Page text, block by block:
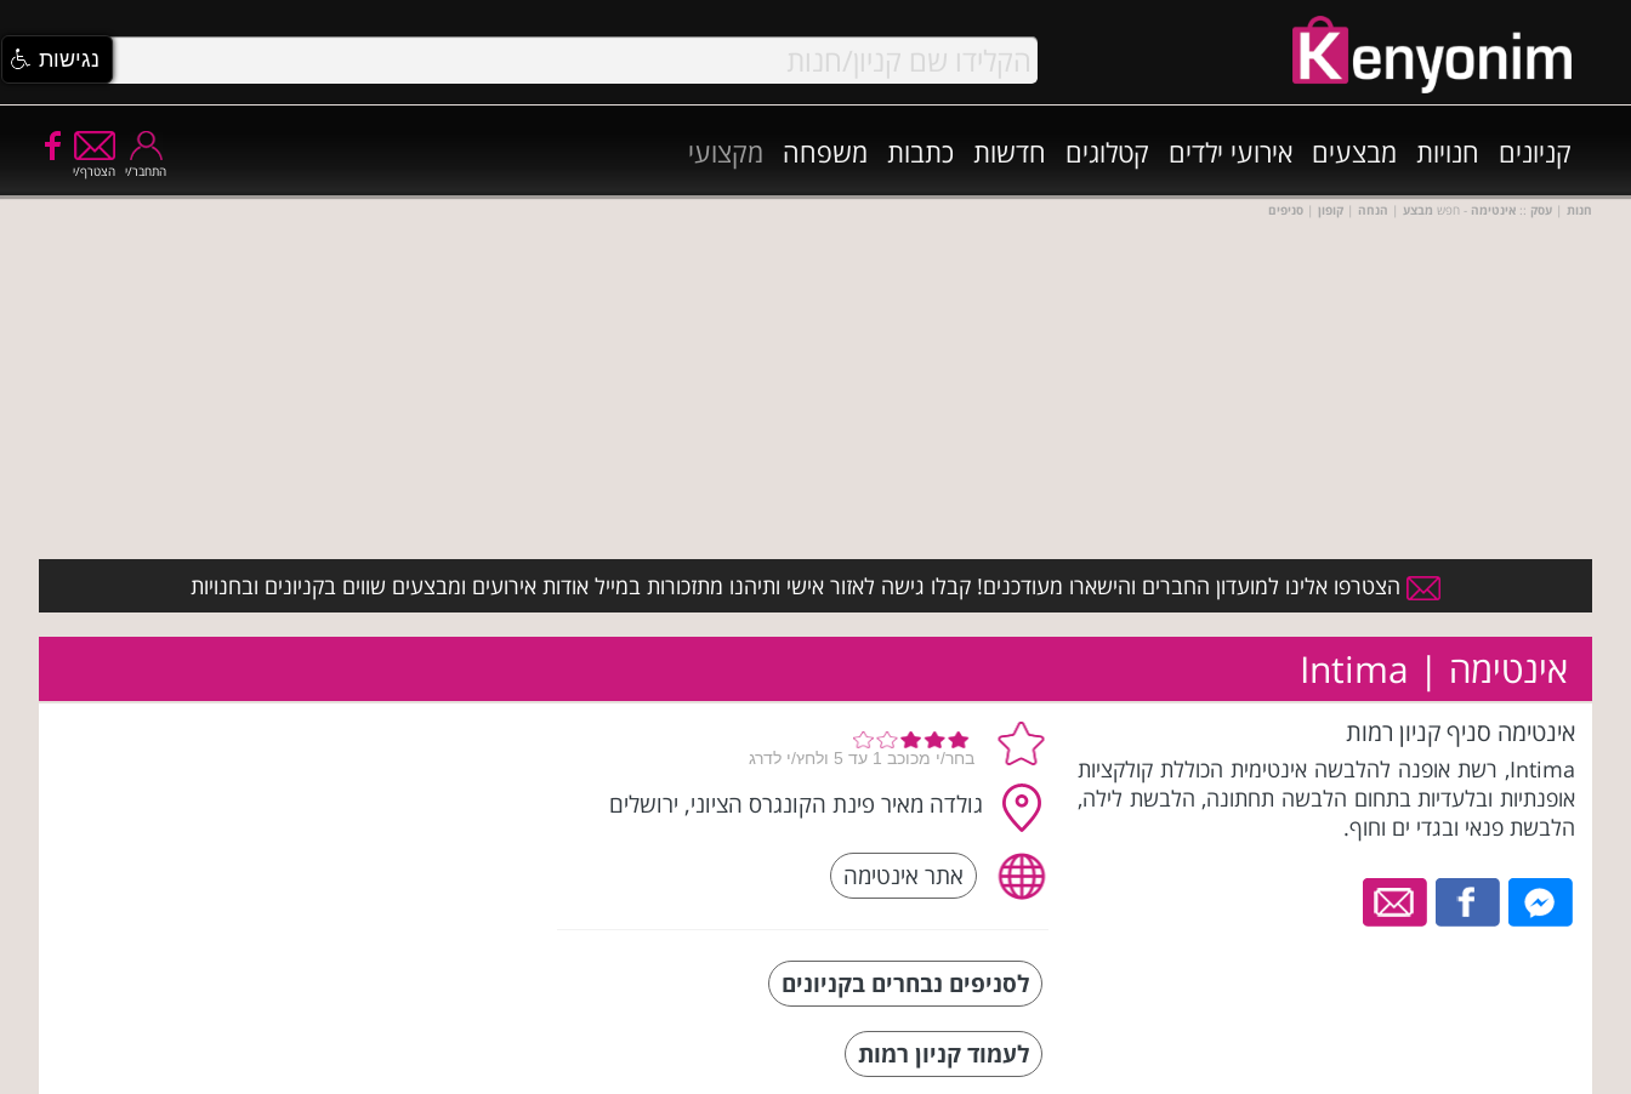
קניונים חנויות מבצעים אירועי ילדים קטלוגים חדשות כתבות משפחה מקצועי
הצטרף/י התחבר/י
חנות | עסק :: אינטימה - חפש מבצע | הנחה | קופון | סניפים
הצטרפו אלינו למועדון החברים והישארו מעודכנים! קבלו גישה לאזור אישי ותיהנו מתזכורות במייל אודות אירועים ומבצעים שווים בקניונים ובחנויות
אינטימה | Intima
אינטימה סניף קניון רמות
Intima, רשת אופנה להלבשה אינטימית הכוללת קולקציות
אופנתיות ובלעדיות בתחום הלבשה תחתונה, הלבשת לילה,
הלבשת פנאי ובגדי ים וחוף.
גולדה מאיר פינת הקונגרס הציוני, ירושלים
אתר אינטימה
לסניפים נבחרים בקניונים
לעמוד קניון רמות
נגישות